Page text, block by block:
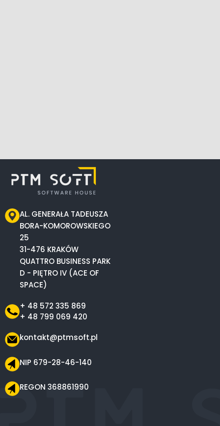
AL. GENERAŁA TADEUSZA
BORA-KOMOROWSKIEGO
25
31-476 KRAKÓW
QUATTRO BUSINESS PARK
D - PIĘTRO IV (ACE OF
SPACE)
+ 48 572 335 869
+ 48 799 069 420
kontakt@ptmsoft.pl
NIP 679-28-46-140
REGON 368861990